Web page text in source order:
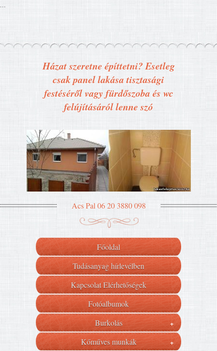
...
Házat szeretne építtetni? Esetleg
csak panel lakása tisztasági
festéséről vagy fürdőszoba és wc
felújításáról lenne szó
Acs Pal 06 20 3880 098
Főoldal
Tudásanyag hírlevélben
Kapcsolat Elérhetőségek
Fotóalbumok
Burkolás
+
Kőműves munkák +